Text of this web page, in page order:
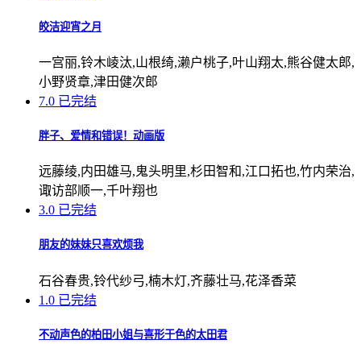
皎洁迎宵之月
一宫丽,铃木崚汰,山根绮,濑户桃子,叶山翔太,熊谷健太郎,
小野贤章,津田健次郎
7.0 已完结
胖子、爱情和错误！动画版
远藤绫,内田雄马,鬼头明里,杉田智和,江口拓也,竹内荣治,
诹访部顺一,千叶翔也
3.0 已完结
朋友的妹妹只喜欢烦我
石谷春贵,铃代纱弓,楠木灯,齐藤壮马,花泽香菜
1.0 已完结
不动声色的柏田小姐与喜形于色的太田君